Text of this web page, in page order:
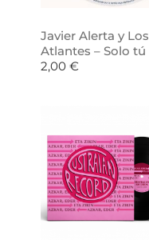
Javier Alerta y Los
Atlantes – Solo tú
2,00 €